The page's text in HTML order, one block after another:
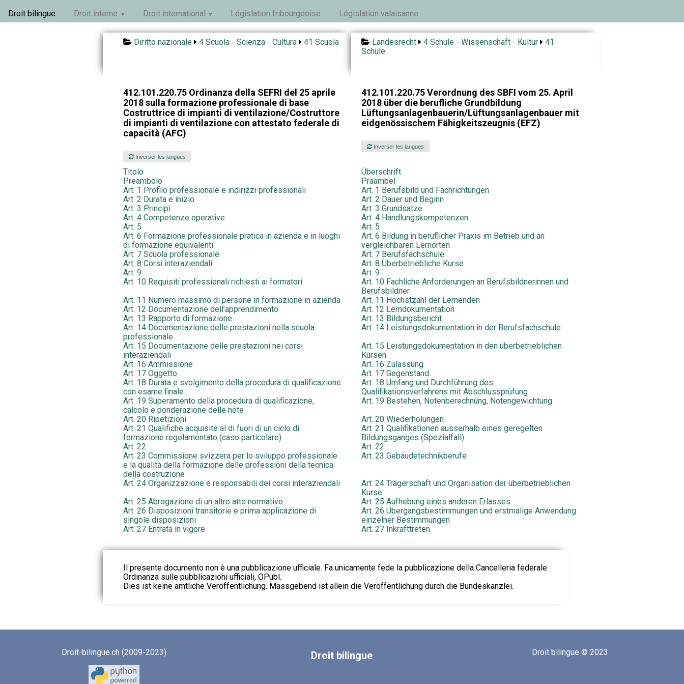
Droit bilingue Droit interne Droit international Législation fribourgeoise Législation valaisanne
Diritto nazionale 4 Scuola - Scienza - Cultura 41 Scuola Landesrecht 4 Schule - Wissenschaft - Kultur
41
Schule
412.101.220.75 Ordinanza della SEFRI del 25 aprile
2018 sulla formazione professionale di base
Costruttrice di impianti di ventilazione/Costruttore
di impianti di ventilazione con attestato federale di
capacità (AFC)
Inverser les langues
412.101.220.75 Verordnung des SBFI vom 25. April
2018 über die berufliche Grundbildung
Lüftungsanlagenbauerin/Lüftungsanlagenbauer mit
eidgenössischem Fähigkeitszeugnis (EFZ)
Inverser les langues
Titolo
Überschrift
Preambolo
Präambel
Art. 1 Profilo professionale e indirizzi professionali
Art. 1 Berufsbild und Fachrichtungen
Art. 2 Durata e inizio
Art. 2 Dauer und Beginn
Art. 3 Principi
Art. 3 Grundsätze
Art. 4 Competenze operative
Art. 4 Handlungskompetenzen
Art. 5
Art. 5
Art. 6 Formazione professionale pratica in azienda e in luoghi
di formazione equivalenti
Art. 6 Bildung in beruflicher Praxis im Betrieb und an
vergleichbaren Lernorten
Art. 7 Scuola professionale
Art. 7 Berufsfachschule
Art. 8 Corsi interaziendali
Art. 8 Überbetriebliche Kurse
Art. 9
Art. 9
Art. 10 Requisiti professionali richiesti ai formatori
Art. 10 Fachliche Anforderungen an Berufsbildnerinnen und
Berufsbildner
Art. 11 Numero massimo di persone in formazione in azienda
Art. 11 Höchstzahl der Lernenden
Art. 12 Documentazione dell’apprendimento
Art. 12 Lerndokumentation
Art. 13 Rapporto di formazione
Art. 13 Bildungsbericht
Art. 14 Documentazione delle prestazioni nella scuola
professionale
Art. 14 Leistungsdokumentation in der Berufsfachschule
Art. 15 Documentazione delle prestazioni nei corsi
interaziendali
Art. 15 Leistungsdokumentation in den überbetrieblichen
Kursen
Art. 16 Ammissione
Art. 16 Zulassung
Art. 17 Oggetto
Art. 17 Gegenstand
Art. 18 Durata e svolgimento della procedura di qualificazione
con esame finale
Art. 18 Umfang und Durchführung des
Qualifikationsverfahrens mit Abschlussprüfung
Art. 19 Superamento della procedura di qualificazione,
calcolo e ponderazione delle note
Art. 19 Bestehen, Notenberechnung, Notengewichtung
Art. 20 Ripetizioni
Art. 20 Wiederholungen
Art. 21 Qualifiche acquisite al di fuori di un ciclo di
formazione regolamentato (caso particolare)
Art. 21 Qualifikationen ausserhalb eines geregelten
Bildungsganges (Spezialfall)
Art. 22
Art. 22
Art. 23 Commissione svizzera per lo sviluppo professionale
e la qualità della formazione delle professioni della tecnica
della costruzione
Art. 23 Gebäudetechnikberufe
Art. 24 Organizzazione e responsabili dei corsi interaziendali
Art. 24 Trägerschaft und Organisation der überbetrieblichen
Kurse
Art. 25 Abrogazione di un altro atto normativo
Art. 25 Aufhebung eines anderen Erlasses
Art. 26 Disposizioni transitorie e prima applicazione di
singole disposizioni
Art. 26 Übergangsbestimmungen und erstmalige Anwendung
einzelner Bestimmungen
Art. 27 Entrata in vigore
Art. 27 Inkrafttreten
Il presente documento non è una pubblicazione ufficiale. Fa unicamente fede la pubblicazione della Cancelleria federale.
Ordinanza sulle pubblicazioni ufficiali, OPubl.
Dies ist keine amtliche Veröffentlichung. Massgebend ist allein die Veröffentlichung durch die Bundeskanzlei.
Droit-bilingue.ch (2009-2023) Droit bilingue Droit bilingue © 2023